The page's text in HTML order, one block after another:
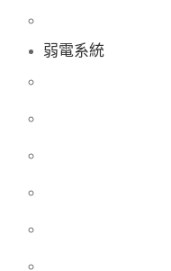
弱電系統